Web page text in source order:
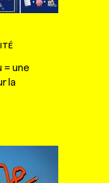
= une
la